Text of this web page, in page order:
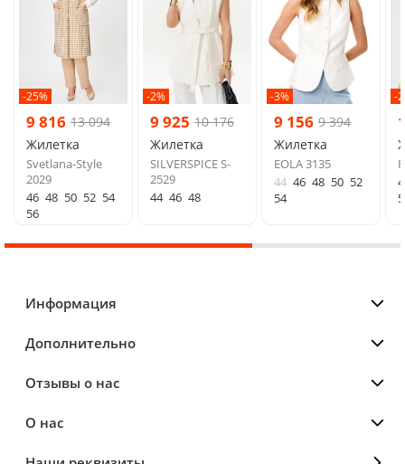
-25%
9 816 13 094
Жилетка
Svetlana-Style
2029
46 48 50 52 54
56
-2%
9 925 10 176
Жилетка
SILVERSPICE S-
2529
44 46 48
-3%
9 156 9 394
Жилетка
EOLA 3135
44 46 48 50 52
54
-
Информация
Дополнительно
Отзывы о нас
О нас